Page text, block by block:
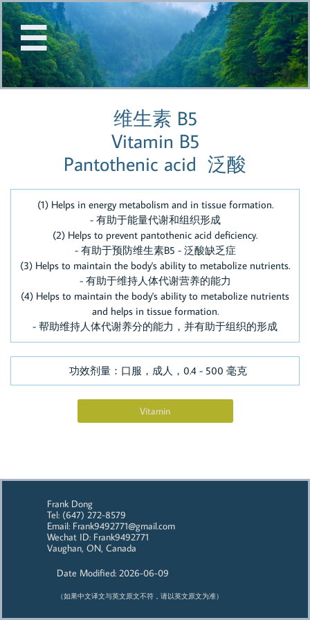

维生素 B5
Vitamin B5
Pantothenic acid 泛酸
(1) Helps in energy metabolism and in tissue formation.
- 有助于能量代谢和组织形成
(2) Helps to prevent pantothenic acid deficiency.
- 有助于预防维生素B5 - 泛酸缺乏症
(3) Helps to maintain the body's ability to metabolize nutrients.
- 有助于维持人体代谢营养的能力
(4) Helps to maintain the body's ability to metabolize nutrients
and helps in tissue formation.
- 帮助维持人体代谢养分的能力，并有助于组织的形成
功效剂量：口服，成人，0.4 - 500 毫克
Vitamin
Frank Dong
Tel: (647) 272-8579
Email: Frank9492771@gmail.com
Wechat ID: Frank9492771
Vaughan, ON, Canada
Date Modified: 2026-06-09
（如果中文译文与英文原文不符，请以英文原文为准）